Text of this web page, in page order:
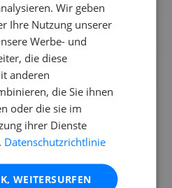
enthalten?
Aufbau?
Standorten
Wir geben
Ihre Nutzung unserer
Werbe- und
die diese
anderen
die Sie ihnen
oder die sie im
ihrer Dienste
Datenschutzrichtlinie
WEITERSURFEN